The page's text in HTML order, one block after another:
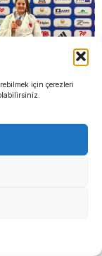
için çerezleri
gururu
büyük